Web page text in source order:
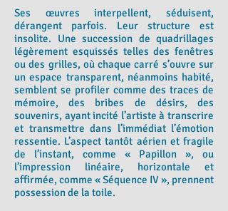
Ses œuvres interpellent, séduisent,
dérangent parfois. Leur structure est
insolite. Une succession de quadrillages
légèrement esquissés telles des fenêtres
ou des grilles, où chaque carré s’ouvre sur
un espace transparent, néanmoins habité,
semblent se profiler comme des traces de
mémoire, des bribes de désirs, des
souvenirs, ayant incité l’artiste à transcrire
et transmettre dans l’immédiat l’émotion
ressentie. L’aspect tantôt aérien et fragile
de l’instant, comme « Papillon », ou
l’impression linéaire, horizontale et
affirmée, comme « Séquence IV », prennent
possession de la toile.